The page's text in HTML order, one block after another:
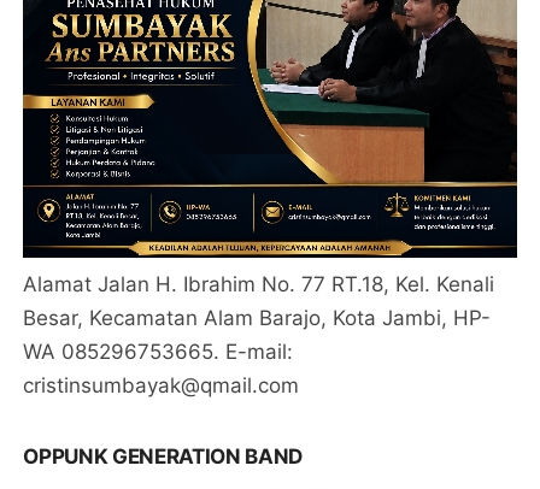
Alamat Jalan H. Ibrahim No. 77 RT.18, Kel. Kenali
Besar, Kecamatan Alam Barajo, Kota Jambi, HP-
WA 085296753665. E-mail:
cristinsumbayak@qmail.com
OPPUNK GENERATION BAND